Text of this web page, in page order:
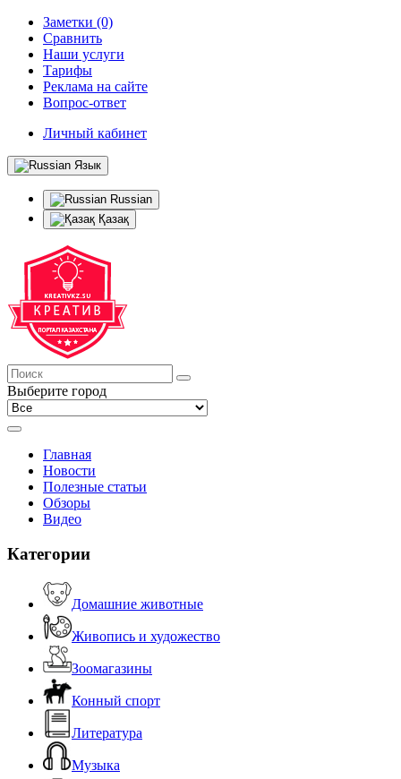
Заметки (0)
Сравнить
Наши услуги
Тарифы
Реклама на сайте
Вопрос-ответ
Личный кабинет
Язык
Russian
Қазақ
Выберите город
Главная
Новости
Полезные статьи
Обзоры
Видео
Категории
Домашние животные
Живопись и художество
Зоомагазины
Конный спорт
Литература
Музыка